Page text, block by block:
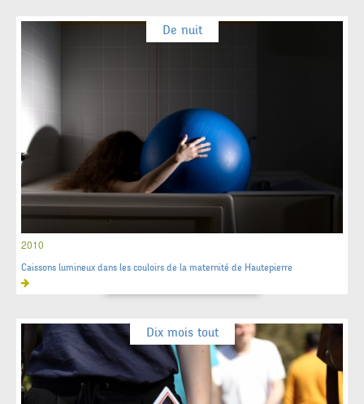
De nuit
2010
Caissons lumineux dans les couloirs de la maternité de Hautepierre
Dix mois tout